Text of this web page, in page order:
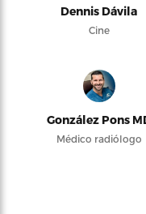
Dennis Dávila
Cine
González Pons
Médico radiólogo